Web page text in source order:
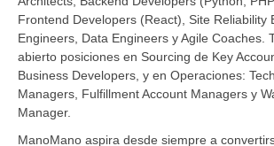
Frontend Developers (React), Site Reliability
Engineers, Data Engineers y Agile Coaches.
abierto posiciones en Sourcing de Key
Business Developers, y en Operaciones:
Managers, Fulfillment Account Managers y
Manager.
ManoMano aspira desde siempre a